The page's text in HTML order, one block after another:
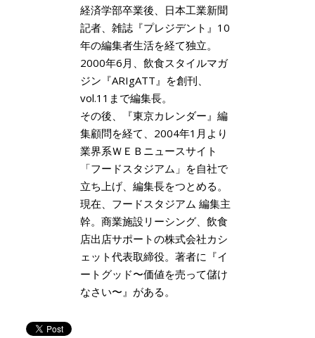
経済学部卒業後、日本工業新聞
記者、雑誌『プレジデント』10
年の編集者生活を経て独立。
2000年6月、飲食スタイルマガ
ジン『ARIgATT』を創刊、
vol.11まで編集長。
その後、『東京カレンダー』編
集顧問を経て、2004年1月より
業界系ＷＥＢニュースサイト
「フードスタジアム」を自社で
立ち上げ、編集長をつとめる。
現在、フードスタジアム 編集主
幹。商業施設リーシング、飲食
店出店サポートの株式会社カシ
ェット代表取締役。著者に『イ
ートグッド〜価値を売って儲け
なさい〜』がある。